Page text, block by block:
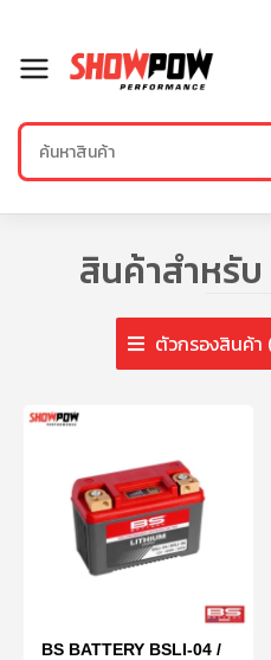
สินค้าสำหรับ
ตัวกรองสินค้
BS BATTERY BSLI-04 /